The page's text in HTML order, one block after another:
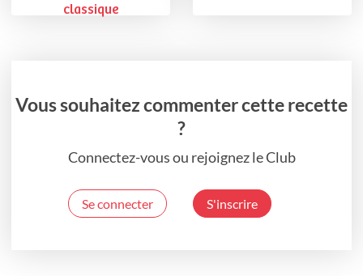
classique
Vous souhaitez commenter cette recette
?
Connectez-vous ou rejoignez le Club
Se connecter S'inscrire